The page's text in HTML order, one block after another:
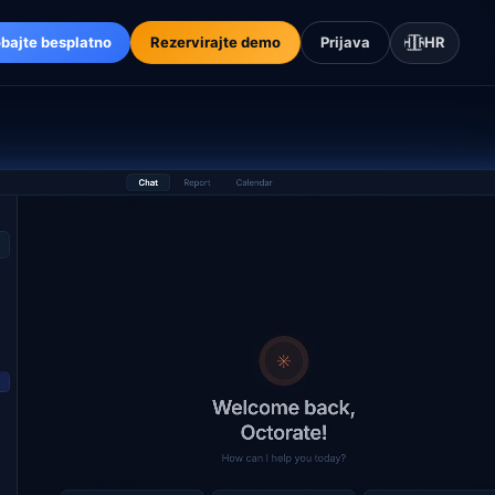
besplatno Rezervirajte demo Prijava 🇭🇷HR